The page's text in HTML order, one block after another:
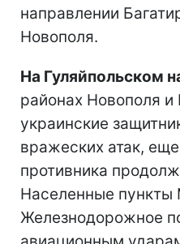
направлении
Новополя.
На Гуляйпольском
районах Новополя и
украинские
вражеских атак,
противника
Населенные пункты
Железнодорожное